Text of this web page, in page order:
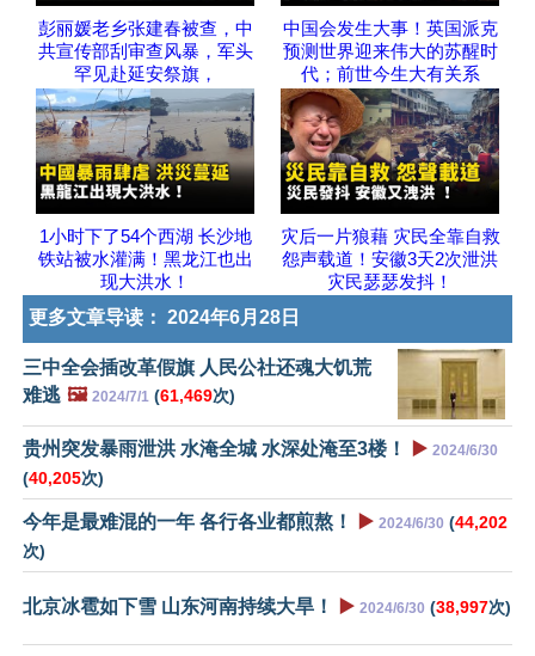
彭丽媛老乡张建春被查，中
共宣传部刮审查风暴，军头
罕见赴延安祭旗，
中国会发生大事！英国派克
预测世界迎来伟大的苏醒时
代；前世今生大有关系
1小时下了54个西湖 长沙地
铁站被水灌满！黑龙江也出
现大洪水！
灾后一片狼藉 灾民全靠自救
怨声载道！安徽3天2次泄洪
灾民瑟瑟发抖！
更多文章导读： 2024年6月28日
三中全会插改革假旗 人民公社还魂大饥荒
难逃 🖼️ 2024/7/1 (61,469次)
贵州突发暴雨泄洪 水淹全城 水深处淹至3楼！ ▶️ 2024/6/30
(40,205次)
今年是最难混的一年 各行各业都煎熬！ ▶️ 2024/6/30 (44,202
次)
北京冰雹如下雪 山东河南持续大旱！ ▶️ 2024/6/30 (38,997次)